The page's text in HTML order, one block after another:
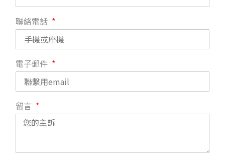
聯絡電話
電子郵件
留言